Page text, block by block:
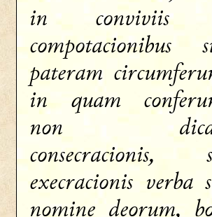
in conviviis
compotacionibus
pateram
in quam
non
consecracionis,
execracionis verba
nomine deorum,